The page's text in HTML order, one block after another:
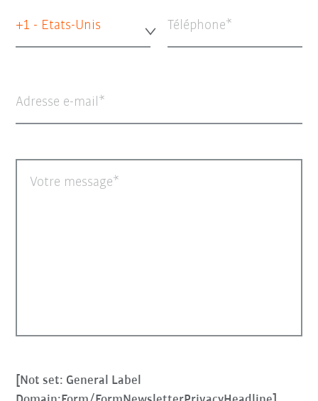
+1 - Etats-Unis Téléphone
Adresse e-mail
Votre message
[Not set: General Label